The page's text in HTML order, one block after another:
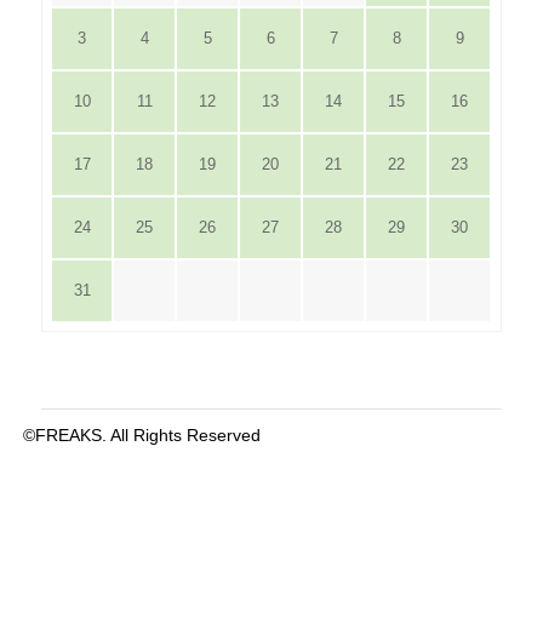
3 4 5 6 7 8 9
10 11 12 13 14 15 16
17 18 19 20 21 22 23
24 25 26 27 28 29 30
31
©FREAKS. All Rights Reserved